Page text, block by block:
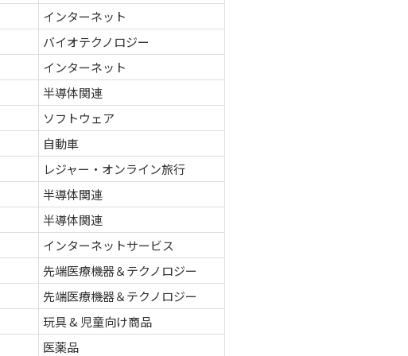
インターネット
バイオテクノロジー
インターネット
半導体関連
ソフトウェア
自動車
レジャー・オンライン旅行
半導体関連
半導体関連
インターネットサービス
先端医療機器＆テクノロジー
先端医療機器＆テクノロジー
玩具 & 児童向け商品
医薬品